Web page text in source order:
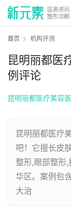
首页 机构评测
昆明丽都医
例评论
昆明丽都医疗美容
昆明丽都医疗
吧！它擅长皮
整形,眼部整形
华区。案例包
大治